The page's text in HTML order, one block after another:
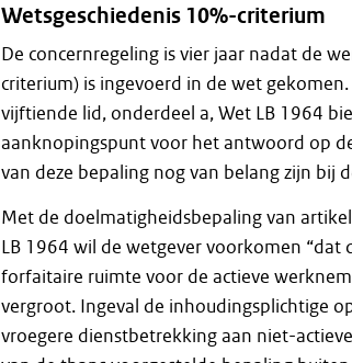
Wetsgeschiedenis 10%-criterium
De concernregeling is vier jaar nadat de
criterium) is ingevoerd in de wet
vijftiende lid, onderdeel a, Wet LB 1964
aanknopingspunt voor het antwoord op
van deze bepaling nog van belang zijn bij
Met de doelmatigheidsbepaling van
LB 1964 wil de wetgever voorkomen “dat
forfaitaire ruimte voor de actieve
vergroot. Ingeval de inhoudingsplichtige
vroegere dienstbetrekking aan niet-